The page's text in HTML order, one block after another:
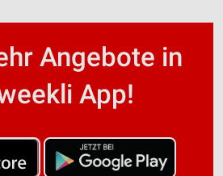
Angebote in
App!